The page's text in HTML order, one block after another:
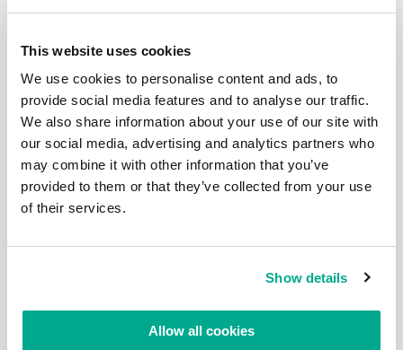
This website uses cookies
We use cookies to personalise content and ads, to
provide social media features and to analyse our traffic.
We also share information about your use of our site with
our social media, advertising and analytics partners who
may combine it with other information that you’ve
provided to them or that they’ve collected from your use
of their services.
Show details
Allow all cookies
里！ 环顾四周，继续前行。 发现天鹅了吗？ “永久停
靠”. 真好! 泰晤士河在这里是这样的… “希望-4”:) 又时无
尽的田园诗般美丽的画面…… 河岸停靠着朴素的小船。
水里还有当地的禽类。 看，就是它们。 “仪仗队” 🙂 边
走，边拍。人们划着船来来去去，还有天鹅河里游来游
去。 桥！互联网提示是沃尔顿桥。没什么特别的，只
是一座桥。到这里我们必须做个总结：一共走了8公
里。仅8公里的路程我们就拍了50张照片了！也许你应
该在接下来的帖子中延续你的乐趣，继续阅读这段引人
入胜的泰晤士游：） 还有些来自伦敦的照片都在这
里。
泰晤士河分段游。